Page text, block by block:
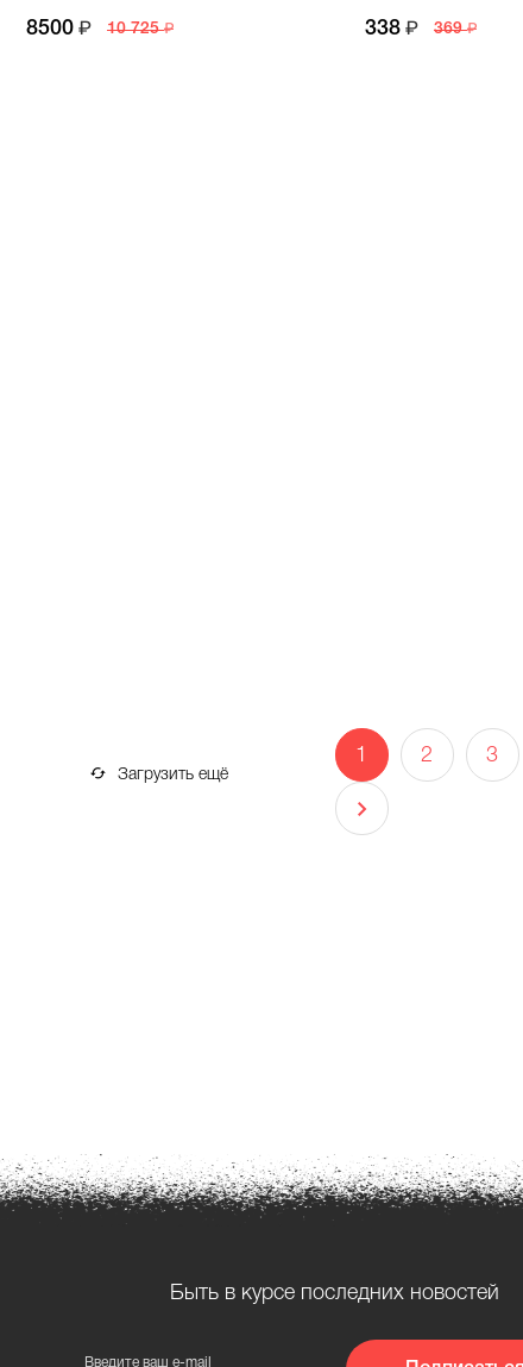
8500 10 725 338 369
Загрузить ещё
1 2 3
Быть в курсе последних новостей
Введите ваш e-mail